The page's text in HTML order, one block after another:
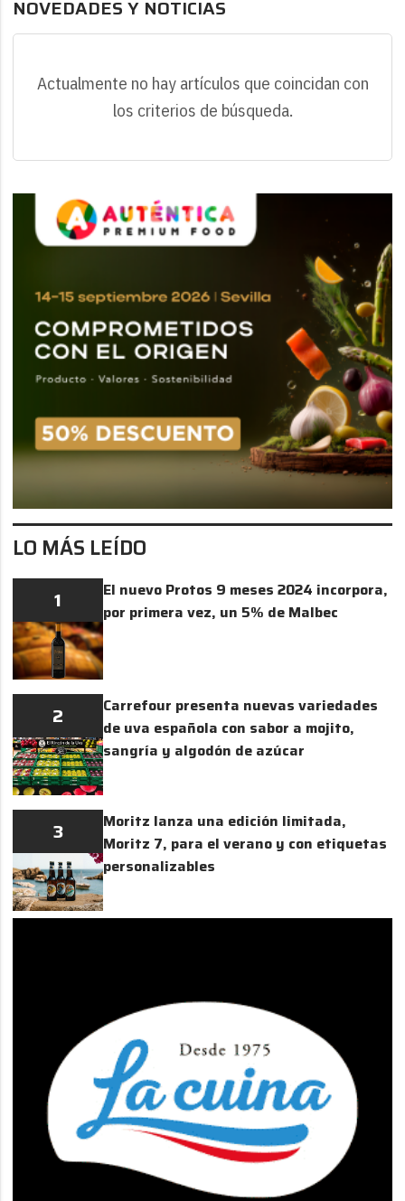
NOVEDADES Y NOTICIAS
Actualmente no hay artículos que coincidan con
los criterios de búsqueda.
LO MÁS LEÍDO
1
El nuevo Protos 9 meses 2024 incorpora,
por primera vez, un 5% de Malbec
2
Carrefour presenta nuevas variedades
de uva española con sabor a mojito,
sangría y algodón de azúcar
3
Moritz lanza una edición limitada,
Moritz 7, para el verano y con etiquetas
personalizables